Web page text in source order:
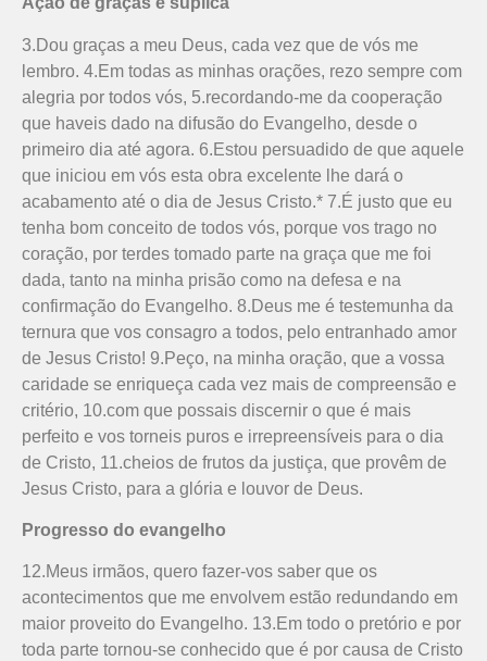
3.Dou graças a meu Deus, cada vez que de vós me
lembro. 4.Em todas as minhas orações, rezo sempre com
alegria por todos vós, 5.recordando-me da cooperação
que haveis dado na difusão do Evange­lho, desde o
primeiro dia até agora. 6.Estou persuadido de que aquele
que iniciou em vós esta obra excelente lhe dará o
acabamento até o dia de Jesus Cristo.* 7.É justo que eu
tenha bom conceito de todos vós, porque vos trago no
coração, por terdes tomado parte na graça que me foi
dada, tanto na minha prisão como na defesa e na
confirmação do Evangelho. 8.Deus me é testemunha da
ternura que vos consagro a todos, pelo entranhado amor
de Jesus Cristo! 9.Peço, na minha oração, que a vossa
caridade se enriqueça cada vez mais de compreensão e
critério, 10.com que possais discernir o que é mais
perfeito e vos torneis puros e irrepreensíveis para o dia
de Cristo, 11.cheios de frutos da justiça, que provêm de
Jesus Cristo, para a glória e louvor de Deus.
Progresso do evangelho
12.Meus irmãos, quero fazer-vos saber que os
acontecimentos que me envolvem estão redundando em
maior proveito do Evangelho. 13.Em todo o pretório e por
toda parte tornou-se conhecido que é por causa de Cristo